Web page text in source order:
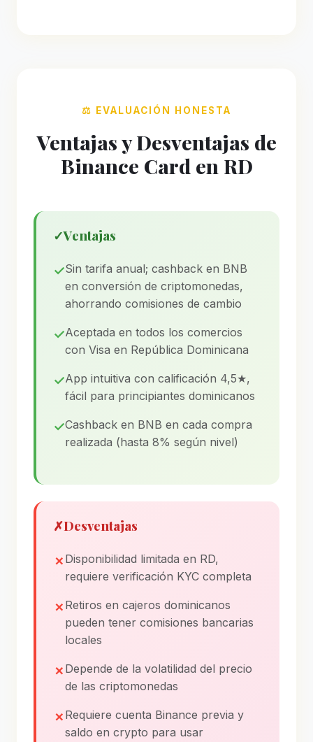
⚖️ EVALUACIÓN HONESTA
Ventajas y Desventajas de
Binance Card en RD
✓Ventajas
Sin tarifa anual; cashback en BNB
en conversión de criptomonedas,
ahorrando comisiones de cambio
Aceptada en todos los comercios
con Visa en República Dominicana
App intuitiva con calificación 4,5★,
fácil para principiantes dominicanos
Cashback en BNB en cada compra
realizada (hasta 8% según nivel)
✗Desventajas
Disponibilidad limitada en RD,
requiere verificación KYC completa
Retiros en cajeros dominicanos
pueden tener comisiones bancarias
locales
Depende de la volatilidad del precio
de las criptomonedas
Requiere cuenta Binance previa y
saldo en crypto para usar